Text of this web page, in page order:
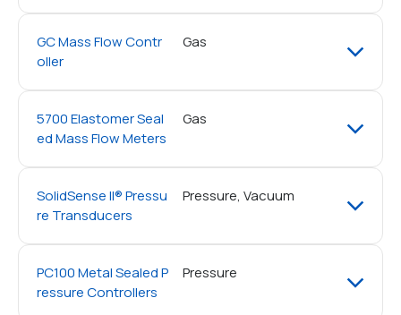
GC Mass Flow Contr
oller
Gas
5700 Elastomer Seal
ed Mass Flow Meters
Gas
SolidSense II® Pressu
re Transducers
Pressure, Vacuum
PC100 Metal Sealed P
ressure Controllers
Pressure